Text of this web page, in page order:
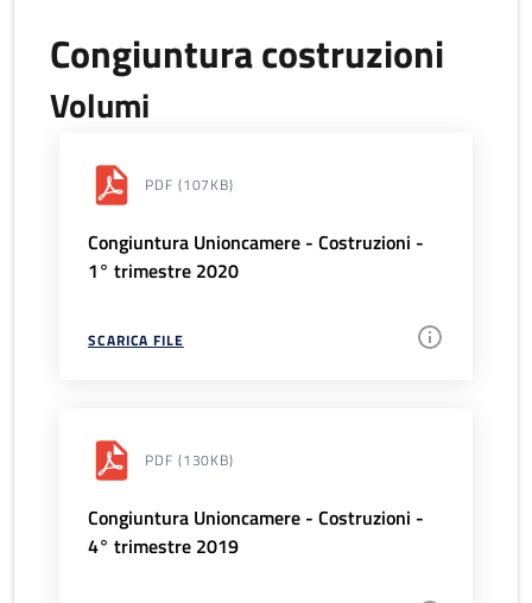
Congiuntura costruzioni
Volumi
PDF (107KB)
Congiuntura Unioncamere - Costruzioni -
1° trimestre 2020
SCARICA FILE
PDF (130KB)
Congiuntura Unioncamere - Costruzioni -
4° trimestre 2019